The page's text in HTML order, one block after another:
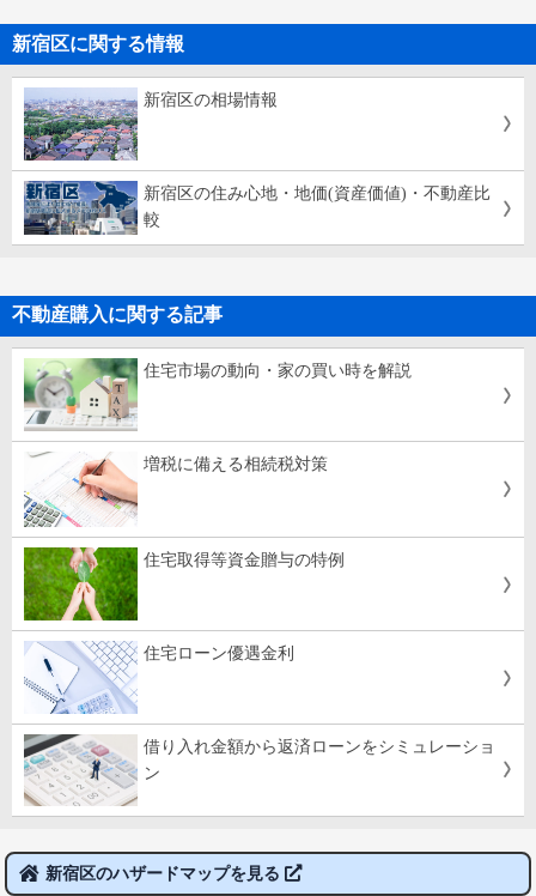
新宿区に関する情報
新宿区の相場情報
新宿区の住み心地・地価(資産価値)・不動産比
較
不動産購入に関する記事
住宅市場の動向・家の買い時を解説
増税に備える相続税対策
住宅取得等資金贈与の特例
住宅ローン優遇金利
借り入れ金額から返済ローンをシミュレーショ
ン
新宿区のハザードマップを見る